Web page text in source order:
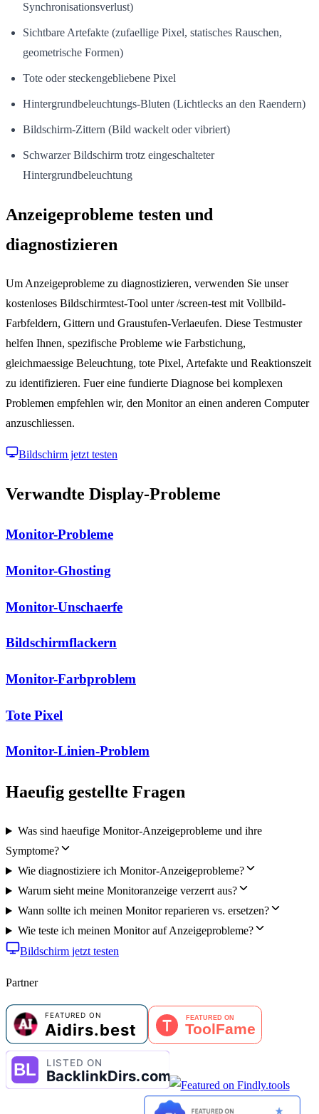
Synchronisationsverlust)
Sichtbare Artefakte (zufaellige Pixel, statisches Rauschen,
geometrische Formen)
Tote oder steckengebliebene Pixel
Hintergrundbeleuchtungs-Bluten (Lichtlecks an den Raendern)
Bildschirm-Zittern (Bild wackelt oder vibriert)
Schwarzer Bildschirm trotz eingeschalteter
Hintergrundbeleuchtung
Anzeigeprobleme testen und
diagnostizieren
Um Anzeigeprobleme zu diagnostizieren, verwenden Sie unser
kostenloses Bildschirmtest-Tool unter /screen-test mit Vollbild-
Farbfeldern, Gittern und Graustufen-Verlaeufen. Diese Testmuster
helfen Ihnen, spezifische Probleme wie Farbstichung,
gleichmaessige Beleuchtung, tote Pixel, Artefakte und Reaktionszeit
zu identifizieren. Fuer eine fundierte Diagnose bei komplexen
Problemen empfehlen wir, den Monitor an einen anderen Computer
anzuschliessen.
Bildschirm jetzt testen
Verwandte Display-Probleme
Monitor-Probleme
Monitor-Ghosting
Monitor-Unschaerfe
Bildschirmflackern
Monitor-Farbproblem
Tote Pixel
Monitor-Linien-Problem
Haeufig gestellte Fragen
Was sind haeufige Monitor-Anzeigeprobleme und ihre
Symptome?
Wie diagnostiziere ich Monitor-Anzeigeprobleme?
Warum sieht meine Monitoranzeige verzerrt aus?
Wann sollte ich meinen Monitor reparieren vs. ersetzen?
Wie teste ich meinen Monitor auf Anzeigeprobleme?
Bildschirm jetzt testen
Partner